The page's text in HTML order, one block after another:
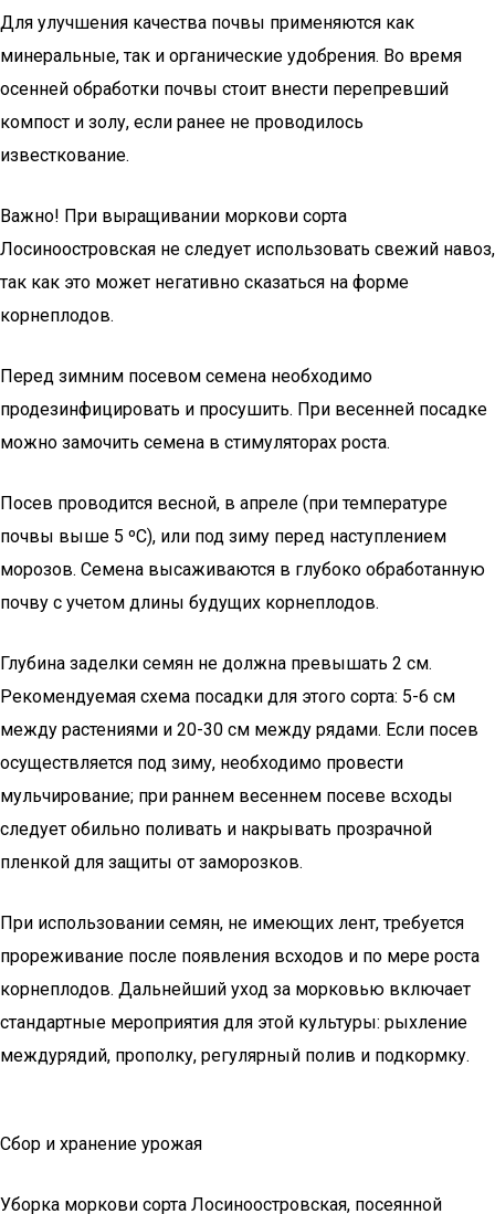
Для улучшения качества почвы применяются как
минеральные, так и органические удобрения. Во время
осенней обработки почвы стоит внести перепревший
компост и золу, если ранее не проводилось
известкование.
Важно! При выращивании моркови сорта
Лосиноостровская не следует использовать свежий навоз,
так как это может негативно сказаться на форме
корнеплодов.
Перед зимним посевом семена необходимо
продезинфицировать и просушить. При весенней посадке
можно замочить семена в стимуляторах роста.
Посев проводится весной, в апреле (при температуре
почвы выше 5 ºС), или под зиму перед наступлением
морозов. Семена высаживаются в глубоко обработанную
почву с учетом длины будущих корнеплодов.
Глубина заделки семян не должна превышать 2 см.
Рекомендуемая схема посадки для этого сорта: 5-6 см
между растениями и 20-30 см между рядами. Если посев
осуществляется под зиму, необходимо провести
мульчирование; при раннем весеннем посеве всходы
следует обильно поливать и накрывать прозрачной
пленкой для защиты от заморозков.
При использовании семян, не имеющих лент, требуется
прореживание после появления всходов и по мере роста
корнеплодов. Дальнейший уход за морковью включает
стандартные мероприятия для этой культуры: рыхление
междурядий, прополку, регулярный полив и подкормку.
Сбор и хранение урожая
Уборка моркови сорта Лосиноостровская, посеянной